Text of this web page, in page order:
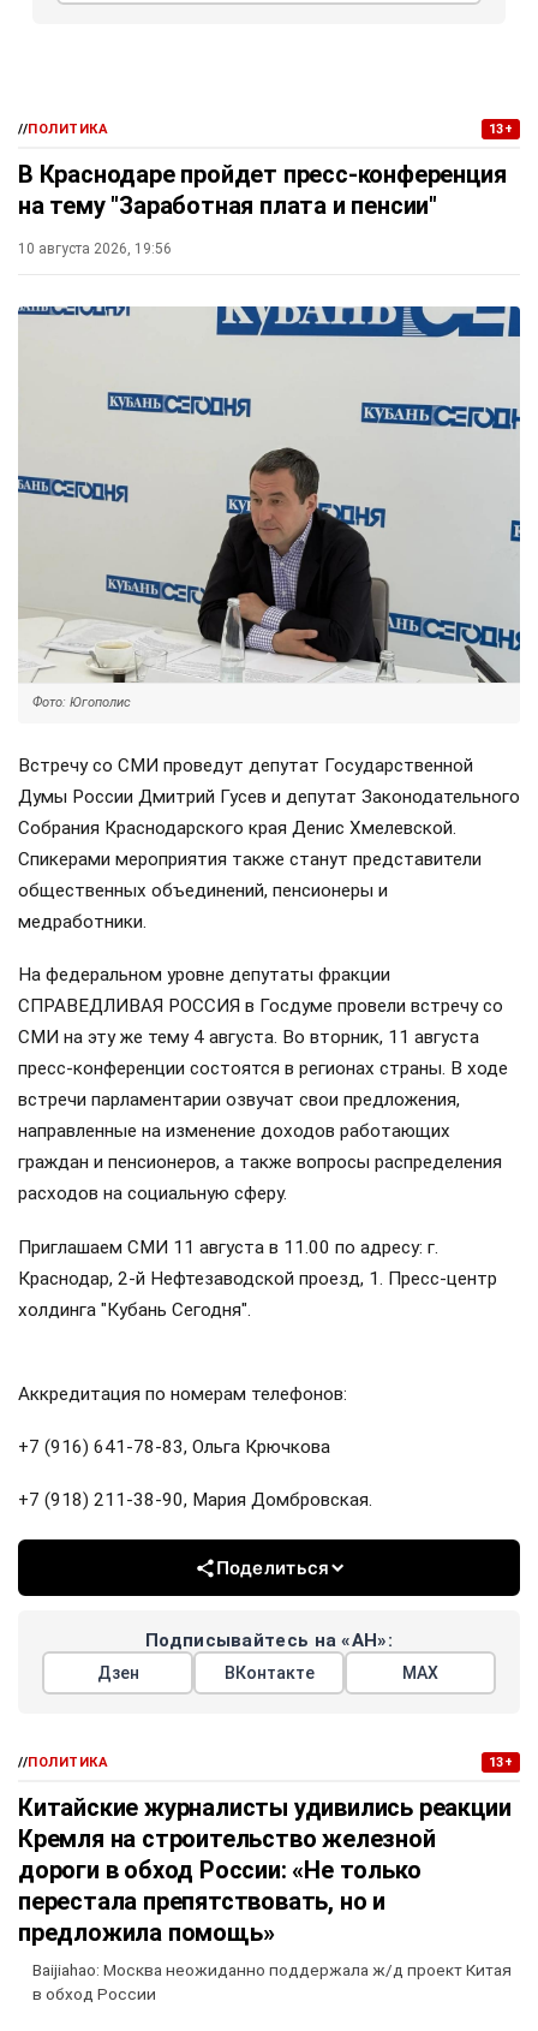
//ПОЛИТИКА 13+
В Краснодаре пройдет пресс-конференция
на тему "Заработная плата и пенсии"
10 августа 2026, 19:56
Фото: Югополис
Встречу со СМИ проведут депутат Государственной
Думы России Дмитрий Гусев и депутат Законодательного
Собрания Краснодарского края Денис Хмелевской.
Спикерами мероприятия также станут представители
общественных объединений, пенсионеры и
медработники.
На федеральном уровне депутаты фракции
СПРАВЕДЛИВАЯ РОССИЯ в Госдуме провели встречу со
СМИ на эту же тему 4 августа. Во вторник, 11 августа
пресс-конференции состоятся в регионах страны. В ходе
встречи парламентарии озвучат свои предложения,
направленные на изменение доходов работающих
граждан и пенсионеров, а также вопросы распределения
расходов на социальную сферу.
Приглашаем СМИ 11 августа в 11.00 по адресу: г.
Краснодар, 2-й Нефтезаводской проезд, 1. Пресс-центр
холдинга "Кубань Сегодня".
Аккредитация по номерам телефонов:
+7 (916) 641-78-83, Ольга Крючкова
+7 (918) 211-38-90, Мария Домбровская.
Поделиться
Подписывайтесь на «АН»:
Дзен ВКонтакте МАХ
//ПОЛИТИКА 13+
Китайские журналисты удивились реакции
Кремля на строительство железной
дороги в обход России: «Не только
перестала препятствовать, но и
предложила помощь»
Baijiahao: Москва неожиданно поддержала ж/д проект Китая
в обход России